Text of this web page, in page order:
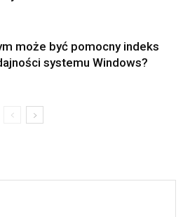
może być pomocny indeks
systemu Windows?